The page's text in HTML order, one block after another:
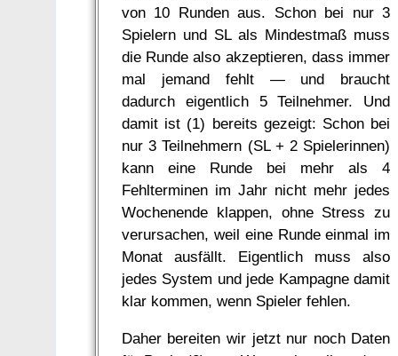
von 10 Runden aus. Schon bei nur 3
Spielern und SL als Mindestmaß muss
die Runde also akzeptieren, dass immer
mal jemand fehlt — und braucht
dadurch eigentlich 5 Teilnehmer. Und
damit ist (1) bereits gezeigt: Schon bei
nur 3 Teilnehmern (SL + 2 Spielerinnen)
kann eine Runde bei mehr als 4
Fehlterminen im Jahr nicht mehr jedes
Wochenende klappen, ohne Stress zu
verursachen, weil eine Runde einmal im
Monat ausfällt. Eigentlich muss also
jedes System und jede Kampagne damit
klar kommen, wenn Spieler fehlen.
Daher bereiten wir jetzt nur noch Daten